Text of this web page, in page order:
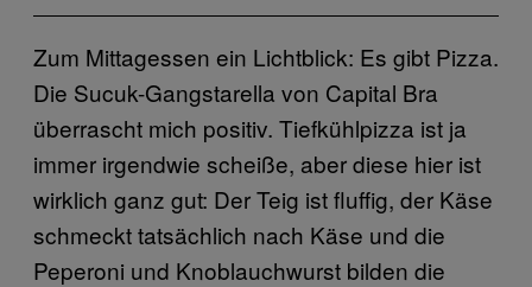
Zum Mittagessen ein Lichtblick: Es gibt Pizza.
Die Sucuk-Gangstarella von Capital Bra
überrascht mich positiv. Tiefkühlpizza ist ja
immer irgendwie scheiße, aber diese hier ist
wirklich ganz gut: Der Teig ist fluffig, der Käse
schmeckt tatsächlich nach Käse und die
Peperoni und Knoblauchwurst bilden die